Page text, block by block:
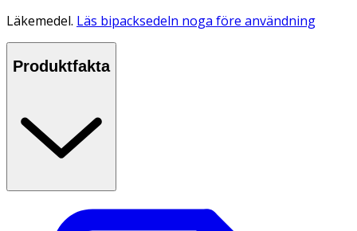
Läkemedel. Läs bipacksedeln noga före användning
Produktfakta